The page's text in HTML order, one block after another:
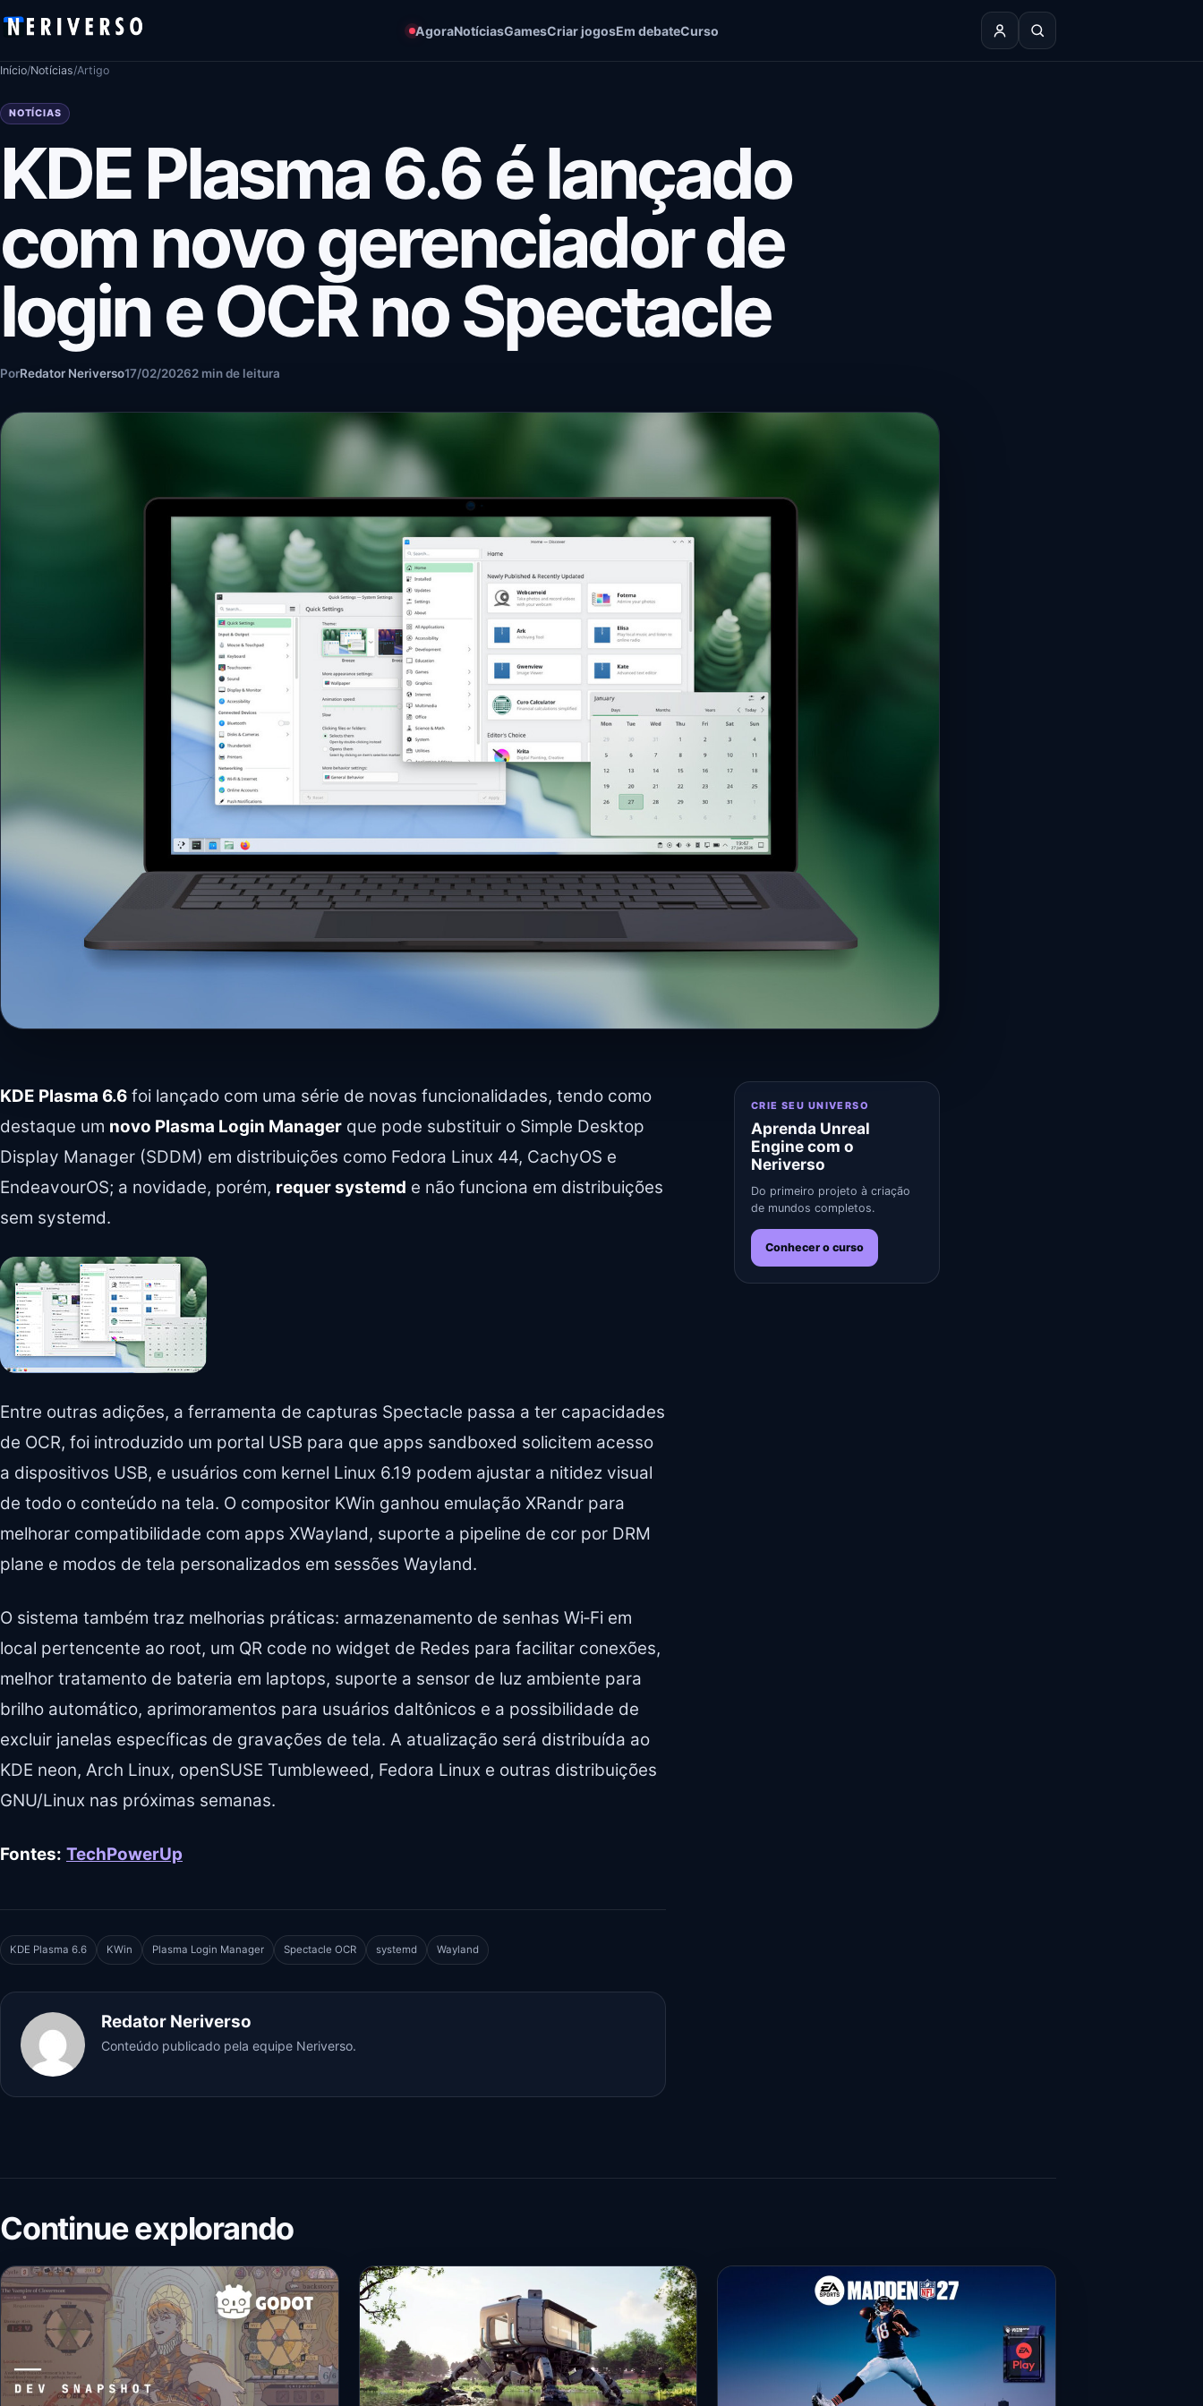
AgoraNotíciasGamesCriar jogosEm debateCurso
Início/Notícias/Artigo
NOTÍCIAS
KDE Plasma 6.6 é lançado
com novo gerenciador de
login e OCR no Spectacle
PorRedator Neriverso17/02/20262 min de leitura
KDE Plasma 6.6 foi lançado com uma série de novas funcionalidades, tendo como
destaque um novo Plasma Login Manager que pode substituir o Simple Desktop
Display Manager (SDDM) em distribuições como Fedora Linux 44, CachyOS e
EndeavourOS; a novidade, porém, requer systemd e não funciona em distribuições
sem systemd.
Entre outras adições, a ferramenta de capturas Spectacle passa a ter capacidades
de OCR, foi introduzido um portal USB para que apps sandboxed solicitem acesso
a dispositivos USB, e usuários com kernel Linux 6.19 podem ajustar a nitidez visual
de todo o conteúdo na tela. O compositor KWin ganhou emulação XRandr para
melhorar compatibilidade com apps XWayland, suporte a pipeline de cor por DRM
plane e modos de tela personalizados em sessões Wayland.
O sistema também traz melhorias práticas: armazenamento de senhas Wi‑Fi em
local pertencente ao root, um QR code no widget de Redes para facilitar conexões,
melhor tratamento de bateria em laptops, suporte a sensor de luz ambiente para
brilho automático, aprimoramentos para usuários daltônicos e a possibilidade de
excluir janelas específicas de gravações de tela. A atualização será distribuída ao
KDE neon, Arch Linux, openSUSE Tumbleweed, Fedora Linux e outras distribuições
GNU/Linux nas próximas semanas.
Fontes: TechPowerUp
KDE Plasma 6.6 KWin Plasma Login Manager Spectacle OCR systemd Wayland
Redator Neriverso
Conteúdo publicado pela equipe Neriverso.
CRIE SEU UNIVERSO
Aprenda Unreal
Engine com o
Neriverso
Do primeiro projeto à criação
de mundos completos.
Conhecer o curso
Continue explorando